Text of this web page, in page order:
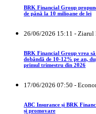
BRK Financial Group
de până la 10 milioane de lei
26/06/2026 15:11 - Ziarul
BRK Financial Group vrea
dobândă de 10-12% pe an,
primul trimestru din 2026
17/06/2026 07:50 -
ABC Insurance și BRK
și promovare